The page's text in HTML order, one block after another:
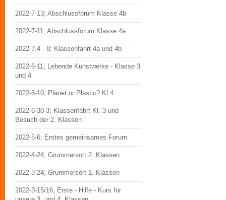
2022-7-13; Abschlussforum Klasse 4b
2022-7-11; Abschlussforum Klasse 4a
2022-7.4 - 8; Klassenfahrt 4a und 4b
2022-6-11; Lebende Kunstwerke - Klasse 3
und 4
2022-6-10; Planet or Plastic? Kl.4
2022-6-30-3; Klassenfahrt Kl. 3 und
Besuch der 2. Klassen
2022-5-6; Erstes gemeinsames Forum
2022-4-24; Grummersort 2. Klassen
2022-3-24; Grummersort 1. Klassen
2022-3-15/16; Erste - Hilfe - Kurs für